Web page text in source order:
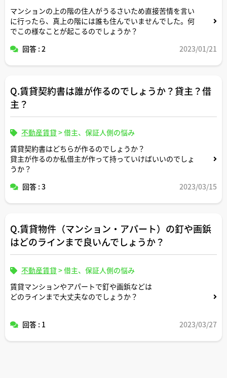
マンションの上の階の住人がうるさいため直接苦情を言い
に行ったら、真上の階には誰も住んでいませんでした。何
でこの様なことが起こるのでしょうか？
回答 : 2
2023/01/21
Q.賃貸契約書は誰が作るのでしょうか？貸主？借
主？
不動産賃貸 >借主、保証人側の悩み
賃貸契約書はどちらが作るのでしょうか？
貸主が作るのか私借主が作って持っていけばいいのでしょ
うか？
回答 : 3
2023/03/15
Q.賃貸物件（マンション・アパート）の釘や画鋲
はどのラインまで良いんでしょうか？
不動産賃貸 >借主、保証人側の悩み
賃貸マンションやアパートで釘や画鋲などは
どのラインまで大丈夫なのでしょうか？
回答 : 1 2023/03/27